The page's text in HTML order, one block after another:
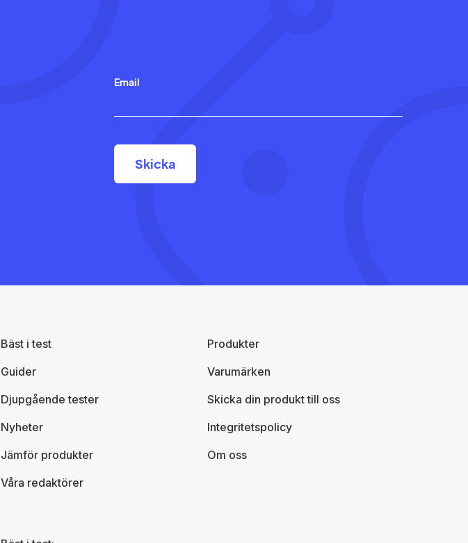
Email
Bäst i test
Guider
Djupgående tester
Nyheter
Jämför produkter
Våra redaktörer
Produkter
Varumärken
Skicka din produkt till oss
Integritetspolicy
Om oss